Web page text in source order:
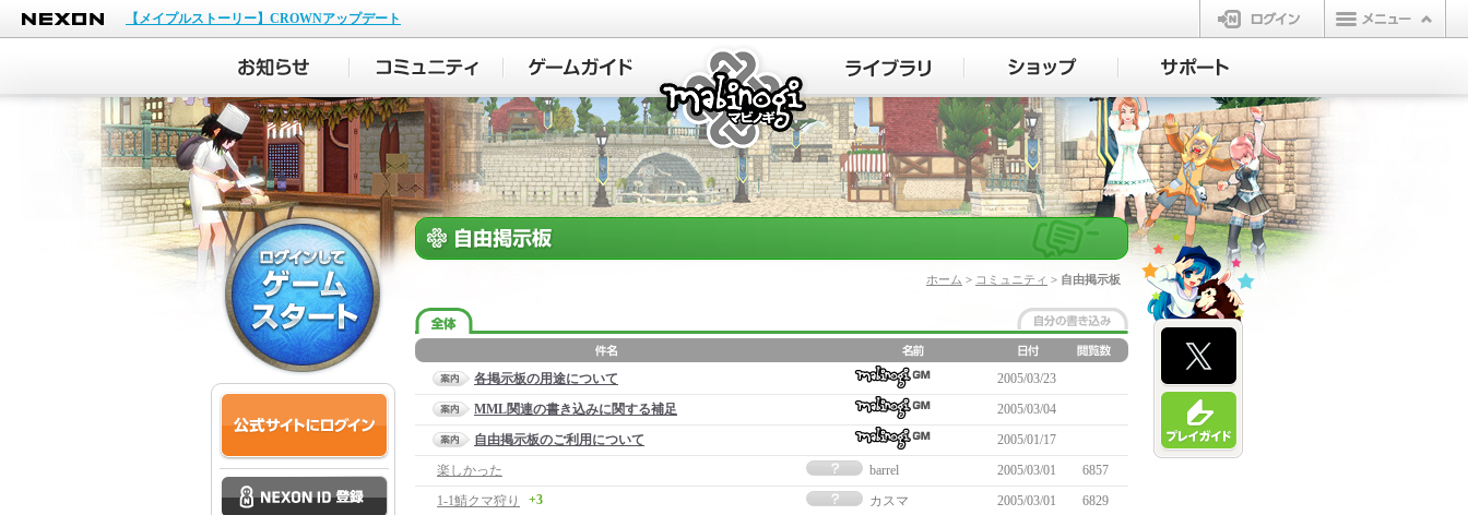
NEXON
【メイプルストーリー】CROWNアップデート
ログイン
マビノギ
ホーム > コミュニティ > 自由掲示板
各掲示板の用途について
2005/03/23
MML関連の書き込みに関する補足
2005/03/04
自由掲示板のご利用について
2005/01/17
楽しかった
barrel 2005/03/01
6857
1-1鯖クマ狩り
+3 カスマ 2005/03/01
6829